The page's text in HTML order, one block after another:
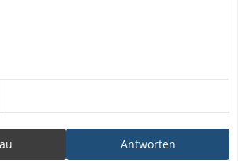
Antworten